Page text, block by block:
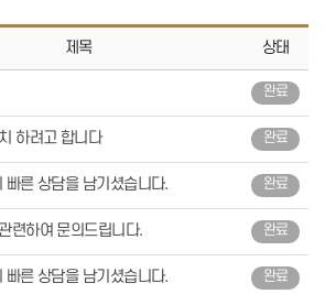
전악 임플란트
임플란트 틀니
돌출입교정
비발치교정
덧니교정
어린이성장교정
장치별교정
심미치료
라미네이트
잇몸성형
제목 상태
완료
하려고 합니다 완료
빠른 상담을 남기셨습니다. 완료
련하여 문의드립니다. 완료
빠른 상담을 남기셨습니다. 완료